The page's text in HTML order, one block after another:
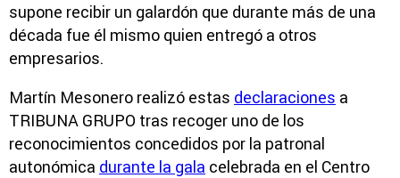
supone recibir un galardón que durante más de una
década fue él mismo quien entregó a otros
empresarios.
Martín Mesonero realizó estas declaraciones a
TRIBUNA GRUPO tras recoger uno de los
reconocimientos concedidos por la patronal
autonómica durante la gala celebrada en el Centro